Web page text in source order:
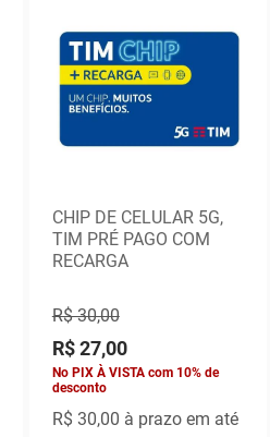
CHIP DE CELULAR 5G,
TIM PRÉ PAGO COM
RECARGA
R$ 30,00
R$ 27,00
No PIX À VISTA com 10% de
desconto
R$ 30,00 à prazo em até